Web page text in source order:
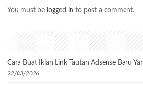
You must be logged in to post a comment.
Recent Posts
Cara Buat Iklan Link Tautan Adsense Baru
22/03/2026